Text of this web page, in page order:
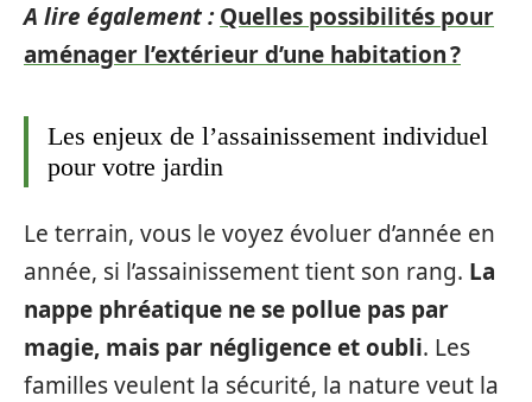
A lire également : Quelles possibilités pour
aménager l’extérieur d’une habitation ?
Les enjeux de l’assainissement individuel
pour votre jardin
Le terrain, vous le voyez évoluer d’année en
année, si l’assainissement tient son rang. La
nappe phréatique ne se pollue pas par
magie, mais par négligence et oubli. Les
familles veulent la sécurité, la nature veut la